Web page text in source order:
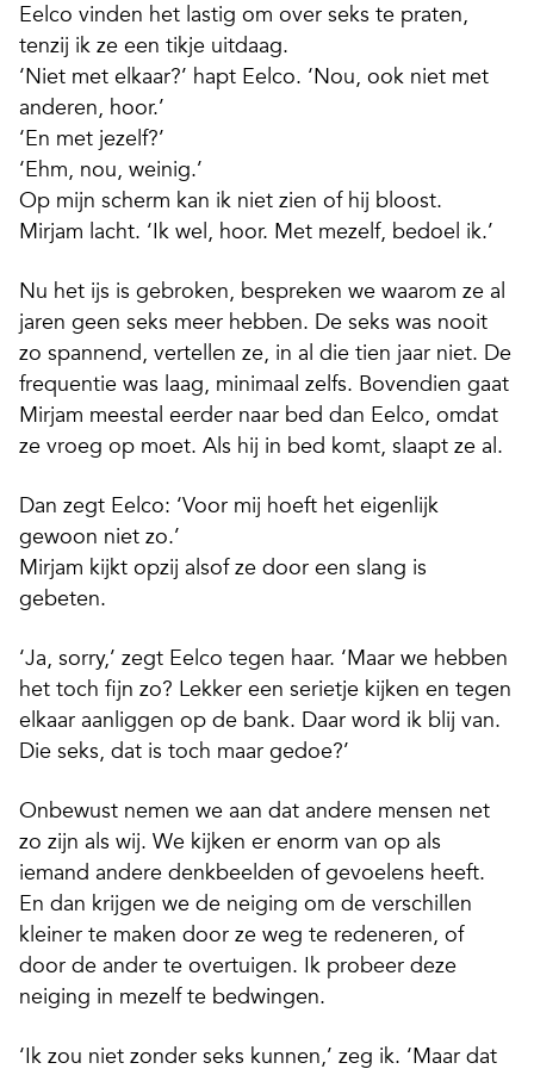
Eelco vinden het lastig om over seks te praten,
tenzij ik ze een tikje uitdaag.
‘Niet met elkaar?’ hapt Eelco. ‘Nou, ook niet met
anderen, hoor.’
‘En met jezelf?’
‘Ehm, nou, weinig.’
Op mijn scherm kan ik niet zien of hij bloost.
Mirjam lacht. ‘Ik wel, hoor. Met mezelf, bedoel ik.’
Nu het ijs is gebroken, bespreken we waarom ze al
jaren geen seks meer hebben. De seks was nooit
zo spannend, vertellen ze, in al die tien jaar niet. De
frequentie was laag, minimaal zelfs. Bovendien gaat
Mirjam meestal eerder naar bed dan Eelco, omdat
ze vroeg op moet. Als hij in bed komt, slaapt ze al.
Dan zegt Eelco: ‘Voor mij hoeft het eigenlijk
gewoon niet zo.’
Mirjam kijkt opzij alsof ze door een slang is
gebeten.
‘Ja, sorry,’ zegt Eelco tegen haar. ‘Maar we hebben
het toch fijn zo? Lekker een serietje kijken en tegen
elkaar aanliggen op de bank. Daar word ik blij van.
Die seks, dat is toch maar gedoe?’
Onbewust nemen we aan dat andere mensen net
zo zijn als wij. We kijken er enorm van op als
iemand andere denkbeelden of gevoelens heeft.
En dan krijgen we de neiging om de verschillen
kleiner te maken door ze weg te redeneren, of
door de ander te overtuigen. Ik probeer deze
neiging in mezelf te bedwingen.
‘Ik zou niet zonder seks kunnen,’ zeg ik. ‘Maar dat